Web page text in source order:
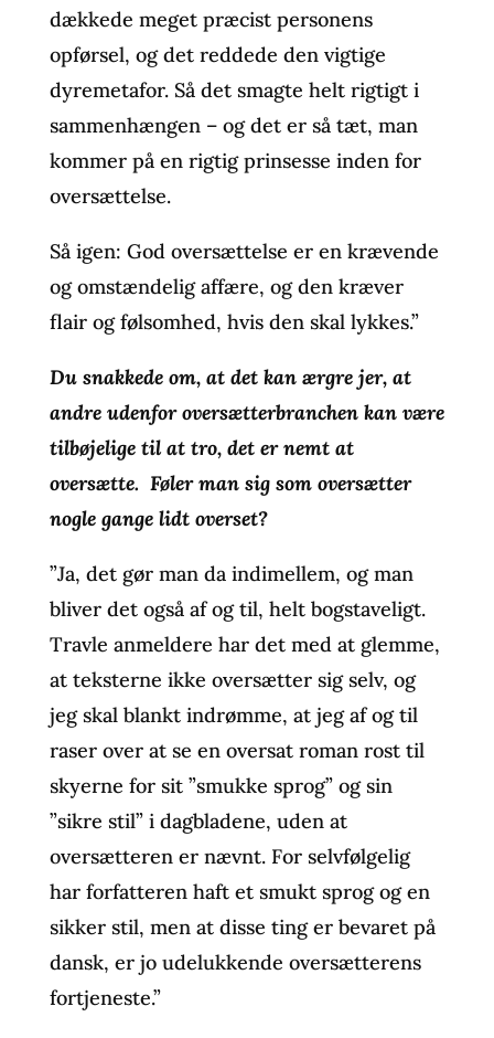
dækkede meget præcist personens
opførsel, og det reddede den vigtige
dyremetafor. Så det smagte helt rigtigt i
sammenhængen – og det er så tæt, man
kommer på en rigtig prinsesse inden for
oversættelse.
Så igen: God oversættelse er en krævende
og omstændelig affære, og den kræver
flair og følsomhed, hvis den skal lykkes.”
Du snakkede om, at det kan ærgre jer, at
andre udenfor oversætterbranchen kan være
tilbøjelige til at tro, det er nemt at
oversætte. Føler man sig som oversætter
nogle gange lidt overset?
”Ja, det gør man da indimellem, og man
bliver det også af og til, helt bogstaveligt.
Travle anmeldere har det med at glemme,
at teksterne ikke oversætter sig selv, og
jeg skal blankt indrømme, at jeg af og til
raser over at se en oversat roman rost til
skyerne for sit ”smukke sprog” og sin
”sikre stil” i dagbladene, uden at
oversætteren er nævnt. For selvfølgelig
har forfatteren haft et smukt sprog og en
sikker stil, men at disse ting er bevaret på
dansk, er jo udelukkende oversætterens
fortjeneste.”